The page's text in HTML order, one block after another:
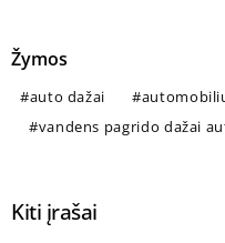
Žymos
auto dažai
vandens pagrido dažai
Kiti įrašai